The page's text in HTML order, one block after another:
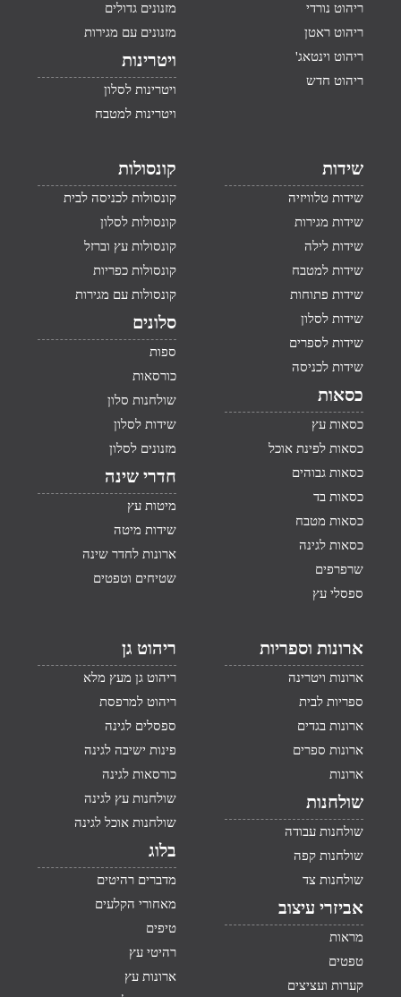
ריהוט נורדי
ריהוט ראטן
ריהוט וינטאג'
ריהוט חדש
מזנונים גדולים
מזנונים עם מגירות
ויטרינות
ויטרינות לסלון
ויטרינות למטבח
שידות
שידות טלוויזיה
שידות מגירות
שידות לילה
שידות למטבח
שידות פתוחות
שידות לסלון
שידות לספרים
שידות לכניסה
כסאות
כסאות עץ
כסאות לפינת אוכל
כסאות גבוהים
כסאות בד
כסאות מטבח
כסאות לגינה
שרפרפים
ספסלי עץ
קונסולות
קונסולות לכניסה לבית
קונסולות לסלון
קונסולות עץ וברזל
קונסולות כפריות
קונסולות עם מגירות
סלונים
ספות
כורסאות
שולחנות סלון
שידות לסלון
מזנונים לסלון
חדרי שינה
מיטות עץ
שידות מיטה
ארונות לחדר שינה
שטיחים וטפטים
ארונות וספריות
ארונות ויטרינה
ספריות לבית
ארונות בגדים
ארונות ספרים
ארונות
שולחנות
שולחנות עבודה
שולחנות קפה
שולחנות צד
אביזרי עיצוב
מראות
טפטים
קערות ועציצים
ריהוט גן
ריהוט גן מעץ מלא
ריהוט למרפסת
ספסלים לגינה
פינות ישיבה לגינה
כורסאות לגינה
שולחנות עץ לגינה
שולחנות אוכל לגינה
בלוג
מדברים רהיטים
מאחורי הקלעים
טיפים
רהיטי עץ
ארונות עץ